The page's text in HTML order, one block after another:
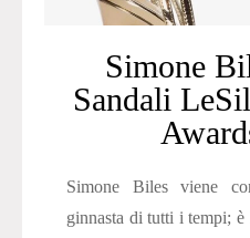
Simone
Sandali
Simone Biles viene
ginnasta di tutti i tempi;